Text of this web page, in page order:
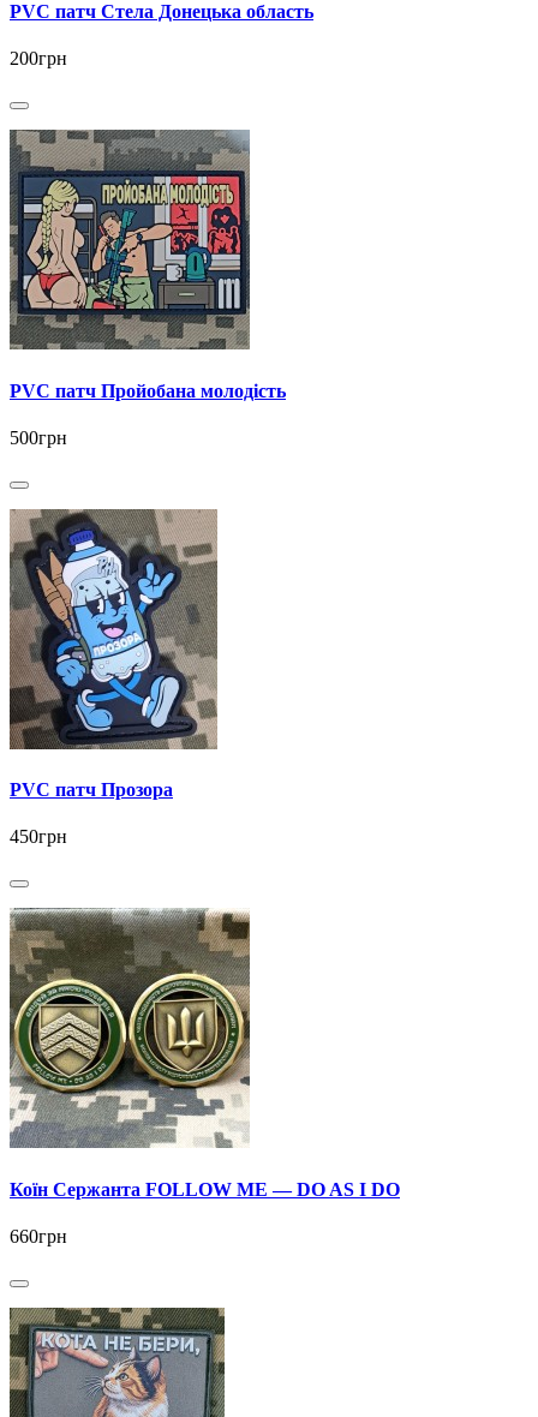
PVC патч Стела Донецька область
200грн
PVC патч Пройобана молодість
500грн
PVC патч Прозора
450грн
Коїн Сержанта FOLLOW ME — DO AS I DO
660грн